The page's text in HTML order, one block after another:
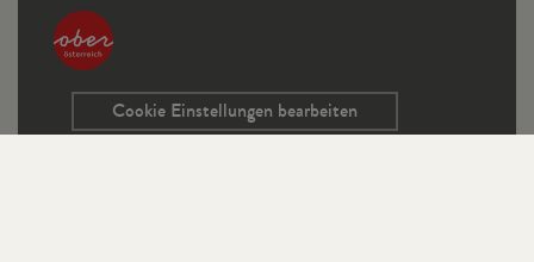
Cookie Einstellungen bearbeiten